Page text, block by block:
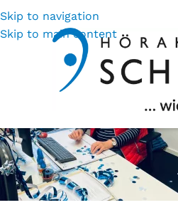
Skip to navigation
Skip to main content